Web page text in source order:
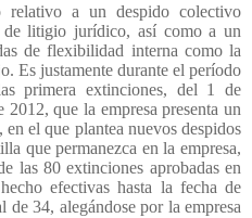
a un despido colectivo
litigio jurídico, así como a un
de flexibilidad interna como la
Es justamente durante el período
primera extinciones, del 1 de
que la empresa presenta un
el que plantea nuevos despidos
que permanezca en la empresa,
las 80 extinciones aprobadas en
efectivas hasta la fecha de
de 34, alegándose por la empresa